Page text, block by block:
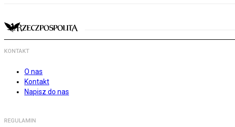
KONTAKT
O nas
Kontakt
Napisz do nas
REGULAMIN